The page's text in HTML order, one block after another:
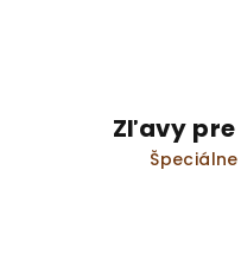
Zľavy